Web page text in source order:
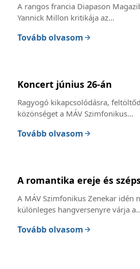
A rangos francia Diapason
Yannick Millon kritikája az...
Tovább olvasom
Koncert június 26-án
Ragyogó kikapcsolódásra,
közönséget a MÁV Szimfonikus...
Tovább olvasom
A romantika ereje és
A MÁV Szimfonikus Zenekar idén
különleges hangversenyre várja
Tovább olvasom